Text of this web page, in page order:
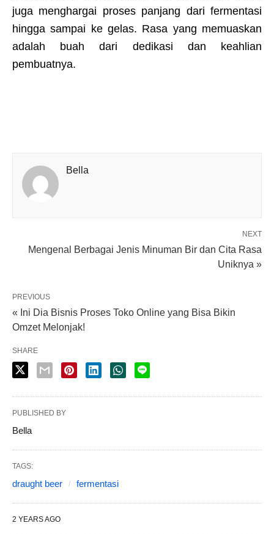
juga menghargai proses panjang dari fermentasi
hingga sampai ke gelas. Rasa yang memuaskan
adalah buah dari dedikasi dan keahlian
pembuatnya.
Bella
NEXT
Mengenal Berbagai Jenis Minuman Bir dan Cita Rasa
Uniknya »
PREVIOUS
« Ini Dia Bisnis Proses Toko Online yang Bisa Bikin
Omzet Melonjak!
SHARE
PUBLISHED BY
Bella
TAGS:
draught beer fermentasi
2 YEARS AGO